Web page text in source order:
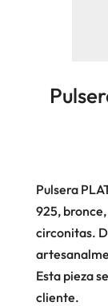
Pulsera
925,
circonitas.
Esta pieza
cliente.